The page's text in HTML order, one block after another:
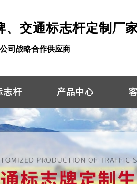
、交通标志杆定制厂
司战略合作供应商
志杆 产品中心